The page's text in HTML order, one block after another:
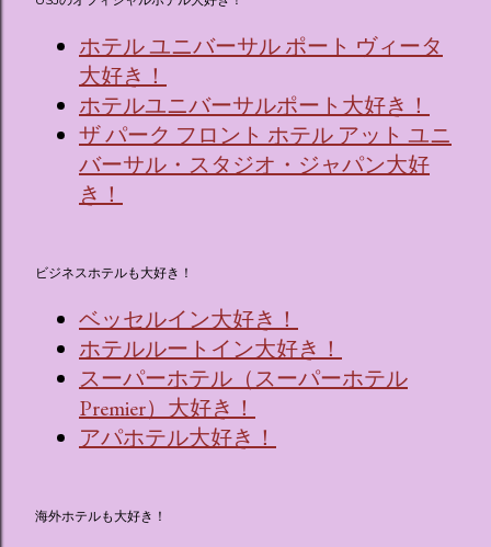
ホテル ユニバーサル ポート ヴィータ
大好き！
ホテルユニバーサルポート大好き！
ザ パーク フロント ホテル アット ユニ
バーサル・スタジオ・ジャパン大好
き！
ビジネスホテルも大好き！
ベッセルイン大好き！
ホテルルートイン大好き！
スーパーホテル（スーパーホテル
Premier）大好き！
アパホテル大好き！
海外ホテルも大好き！